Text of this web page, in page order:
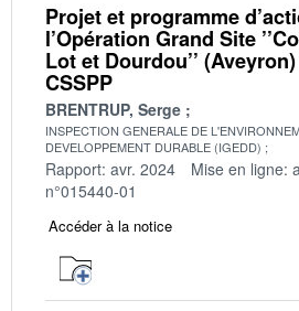
Projet et programme
l’Opération Grand Site
Lot et Dourdou’’
CSSPP
BRENTRUP, Serge
INSPECTION GENERALE DE
DEVELOPPEMENT DURABLE (IGEDD)
Rapport: avr. 2024 Mise en ligne:
n°015440-01
Accéder à la notice